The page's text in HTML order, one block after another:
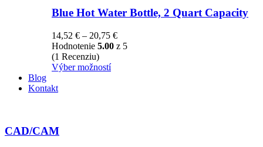
Blue Hot Water Bottle, 2 Quart Capacity
14,52 € – 20,75 €
Hodnotenie 5.00 z 5
(1 Recenziu)
Výber možností
Blog
Kontakt
CAD/CAM